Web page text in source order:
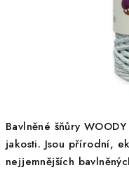
Bavlněné šňůry
jakosti. Jsou přírodní,
nejjemnějších